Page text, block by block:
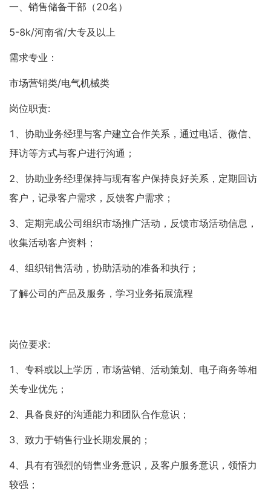
一、销售储备干部（20名）
5-8k/河南省/大专及以上
需求专业：
市场营销类/电气机械类
岗位职责:
1、协助业务经理与客户建立合作关系，通过电话、微信、
拜访等方式与客户进行沟通；
2、协助业务经理保持与现有客户保持良好关系，定期回访
客户，记录客户需求，反馈客户需求；
3、定期完成公司组织市场推广活动，反馈市场活动信息，
收集活动客户资料；
4、组织销售活动，协助活动的准备和执行；
了解公司的产品及服务，学习业务拓展流程
岗位要求:
1、专科或以上学历，市场营销、活动策划、电子商务等相
关专业优先；
2、具备良好的沟通能力和团队合作意识；
3、致力于销售行业长期发展的；
4、具有有强烈的销售业务意识，及客户服务意识，领悟力
较强；